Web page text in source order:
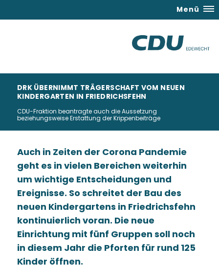
Menü
DRK ÜBERNIMMT TRÄGERSCHAFT VOM NEUEN
KINDERGARTEN IN FRIEDRICHSFEHN
CDU-Fraktion beantragte auch die Aussetzung
beziehungsweise Erstattung der Krippenbeiträge
Auch in Zeiten der Corona Pandemie
geht es in vielen Bereichen weiterhin
um wichtige Entscheidungen und
Ereignisse. So schreitet der Bau des
neuen Kindergartens in Friedrichsfehn
kontinuierlich voran. Die neue
Einrichtung mit fünf Gruppen soll noch
in diesem Jahr die Pforten für rund 125
Kinder öffnen.